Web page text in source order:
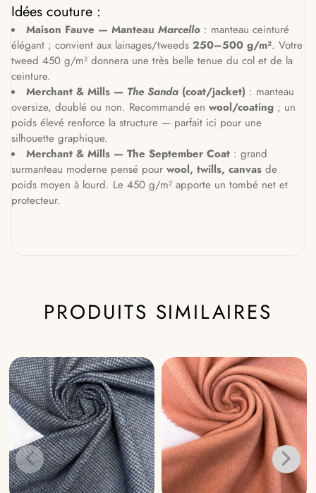
Idées couture :
Maison Fauve — Manteau Marcello : manteau ceinturé
élégant ; convient aux lainages/tweeds 250–500 g/m². Votre
tweed 450 g/m² donnera une très belle tenue du col et de la
ceinture.
Merchant & Mills — The Sanda (coat/jacket) : manteau
oversize, doublé ou non. Recommandé en wool/coating ; un
poids élevé renforce la structure — parfait ici pour une
silhouette graphique.
Merchant & Mills — The September Coat : grand
surmanteau moderne pensé pour wool, twills, canvas de
poids moyen à lourd. Le 450 g/m² apporte un tombé net et
protecteur.
PRODUITS SIMILAIRES